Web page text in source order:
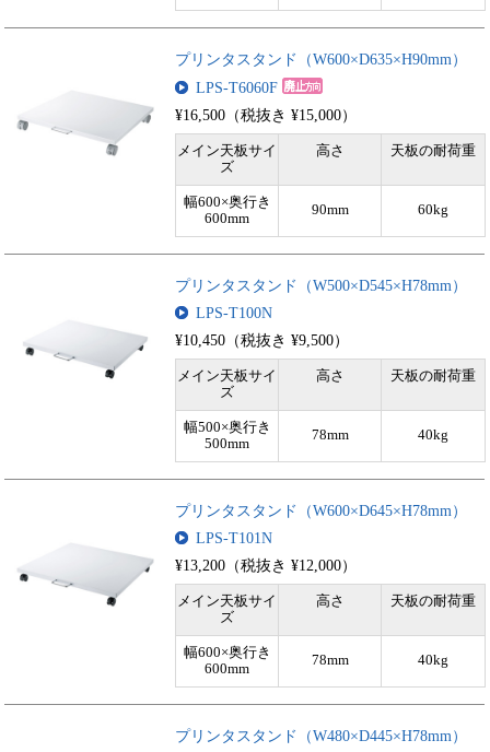
プリンタスタンド（W600×D635×H90mm）
LPS-T6060F
¥16,500（税抜き ¥15,000）
メイン天板サイ
ズ
高さ 天板の耐荷重
幅600×奥行き
600mm
90mm 60kg
プリンタスタンド（W500×D545×H78mm）
LPS-T100N
¥10,450（税抜き ¥9,500）
メイン天板サイ
ズ
高さ 天板の耐荷重
幅500×奥行き
500mm
78mm 40kg
プリンタスタンド（W600×D645×H78mm）
LPS-T101N
¥13,200（税抜き ¥12,000）
メイン天板サイ
ズ
高さ 天板の耐荷重
幅600×奥行き
600mm
78mm 40kg
プリンタスタンド（W480×D445×H78mm）